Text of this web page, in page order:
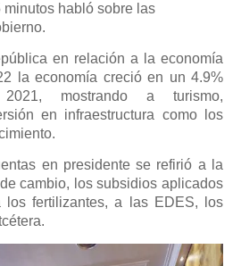
habló sobre las
en relación a la economía
la economía creció en un 4.9%
mostrando a turismo,
en infraestructura como los
en presidente se refirió a la
cambio, los subsidios aplicados
los fertilizantes, a las EDES, los